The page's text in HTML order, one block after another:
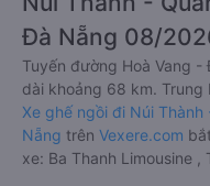
Đà Nẵng 08/
Tuyến đường Hoà Vang
dài khoảng 68 km.
Xe ghế ngồi đi Núi
Nẵng trên Vexere.com
xe: Ba Thanh Limousine ,